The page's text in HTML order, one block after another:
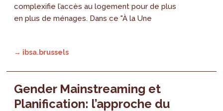
complexifie l’accès au logement pour de plus
en plus de ménages. Dans ce "À la Une
→ ibsa.brussels
Gender Mainstreaming et
Planification: l’approche du